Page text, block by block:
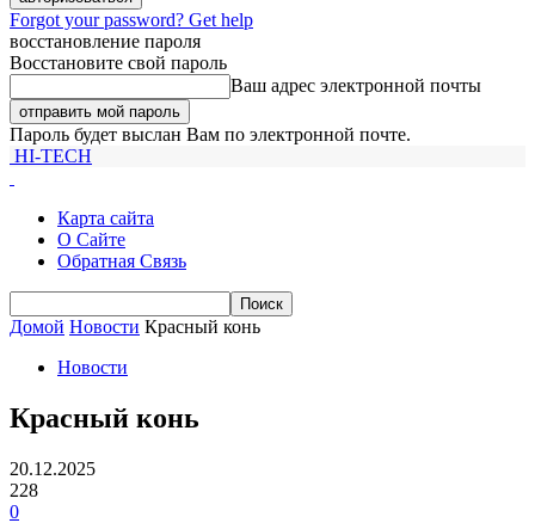
Forgot your password? Get help
восстановление пароля
Восстановите свой пароль
Ваш адрес электронной почты
Пароль будет выслан Вам по электронной почте.
HI-TECH
Карта сайта
О Сайте
Обратная Связь
Домой Новости Красный конь
Новости
Красный конь
20.12.2025
228
0